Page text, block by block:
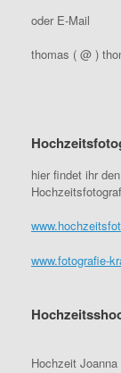
oder E-Mail
thomas ( @ )
hier findet ihr
www.fotografie-
Hochzeit